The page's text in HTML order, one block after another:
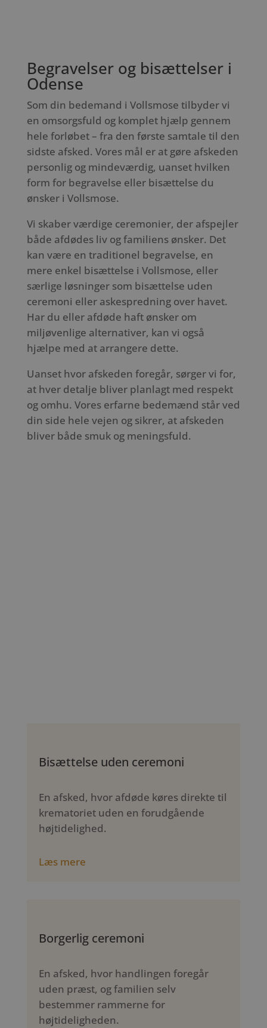
Begravelser og bisættelser i
Odense
Som din bedemand i Vollsmose tilbyder vi
en omsorgsfuld og komplet hjælp gennem
hele forløbet – fra den første samtale til den
sidste afsked. Vores mål er at gøre afskeden
personlig og mindeværdig, uanset hvilken
form for begravelse eller bisættelse du
ønsker i Vollsmose.
Vi skaber værdige ceremonier, der afspejler
både afdødes liv og familiens ønsker. Det
kan være en traditionel begravelse, en
mere enkel bisættelse i Vollsmose, eller
særlige løsninger som bisættelse uden
ceremoni eller askespredning over havet.
Har du eller afdøde haft ønsker om
miljøvenlige alternativer, kan vi også
hjælpe med at arrangere dette.
Uanset hvor afskeden foregår, sørger vi for,
at hver detalje bliver planlagt med respekt
og omhu. Vores erfarne bedemænd står ved
din side hele vejen og sikrer, at afskeden
bliver både smuk og meningsfuld.
Bisættelse uden ceremoni
En afsked, hvor afdøde køres direkte til
krematoriet uden en forudgående
højtidelighed.
Læs mere
Borgerlig ceremoni
En afsked, hvor handlingen foregår
uden præst, og familien selv
bestemmer rammerne for
højtideligheden.